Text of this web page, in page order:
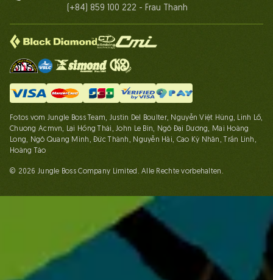
(+84) 859 100 222 - Frau Thanh
Fotos vom Jungle Boss Team, Justin Del Boulter, Nguyễn Việt Hùng, Linh Lố,
Chuong Acmvn, Lại Hồng Thái, John Le Bin, Ngô Đại Dương, Mai Hoàng
Long, Ngô Quang Minh, Đức Thành, Nguyễn Hải, Cao Kỳ Nhân, Trần Linh,
Hoàng Táo
© 2026 Jungle Boss Company Limited. Alle Rechte vorbehalten.